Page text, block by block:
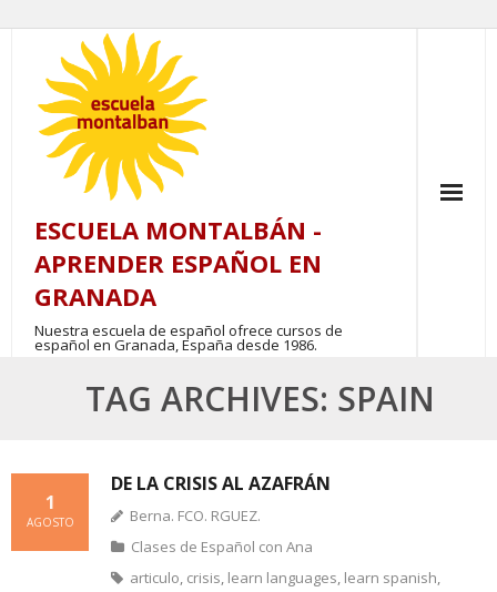
content
ESCUELA MONTALBÁN -
APRENDER ESPAÑOL EN
GRANADA
Nuestra escuela de español ofrece cursos de
español en Granada, España desde 1986.
TAG ARCHIVES: SPAIN
DE LA CRISIS AL AZAFRÁN
1
AGOSTO
Berna. FCO. RGUEZ.
Clases de Español con Ana
articulo, crisis, learn languages, learn spanish,